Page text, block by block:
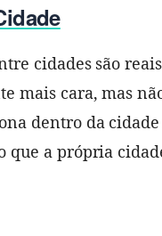
cidades são
mais cara, mas
dentro da
que a própria